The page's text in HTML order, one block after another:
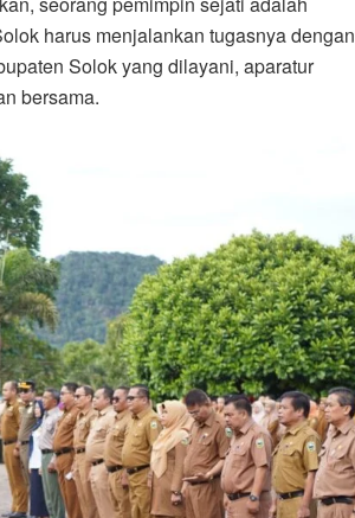
harus menjalankan tugasnya dengan
Solok yang dilayani, aparatur
bersama.